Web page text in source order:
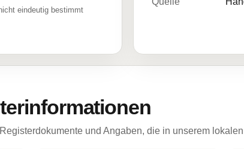
eindeutig bestimmt
und Angaben, die in unserem